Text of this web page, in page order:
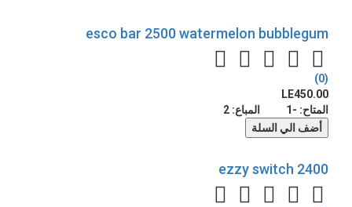
esco bar 2500 watermelon bubblegum
(0)
LE450.00
المتاح: -1 المباع: 2
أضف الي السلة
ezzy switch 2400